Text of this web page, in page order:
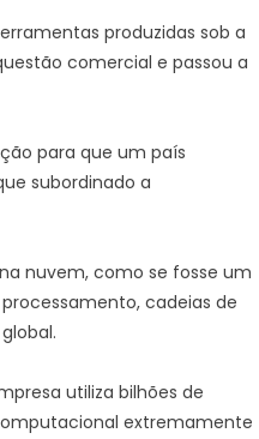
produzidas sob a
comercial e passou a
para que um país
subordinado a
nuvem, como se fosse um
cadeias de
utiliza bilhões de
extremamente